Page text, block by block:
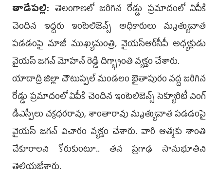
తాడేప‌ల్లి:తెలంగాణలో జరిగిన రోడ్డు ప్రమాదంలో ఏపీకి
చెందిన ఇద్దరు ఇంటెలిజెన్స్‌ అధికారులు మృత్యువాత
పడడంపై మాజీ ముఖ్యమంత్రి, వైయ‌స్ఆర్‌సీపీ అధ్యక్షుడు
వైయస్‌ జగన్ మోహ‌న్ రెడ్డి దిగ్భ్రాంతి వ్య‌క్తం చేశారు.
యాదాద్రి జిల్లా చౌటుప్పల్‌ మండలం భైతాపురం వద్ద జరిగిన
రోడ్డు ప్రమాదంలో ఏపీకి చెందిన ఇంటెలిజెన్స్‌ సెక్యూరిటీ వింగ్‌
డీఎస్పీలు చక్రధరరావు, శాంతారావు మృత్యువాత పడడంపై
వైయస్ జగన్ విచారం వ్య‌క్తం చేశారు. వారి ఆత్మకు శాంతి
చేకూరాలని కోరుకుంటూ.. తన ప్రగాఢ సానుభూతిని
తెలియజేశారు.